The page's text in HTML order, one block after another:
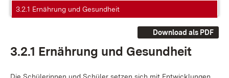
3.2.1 Ernährung und Gesundheit
Download als PDF
3.2.1 Er­näh­rung und Ge­sund­heit